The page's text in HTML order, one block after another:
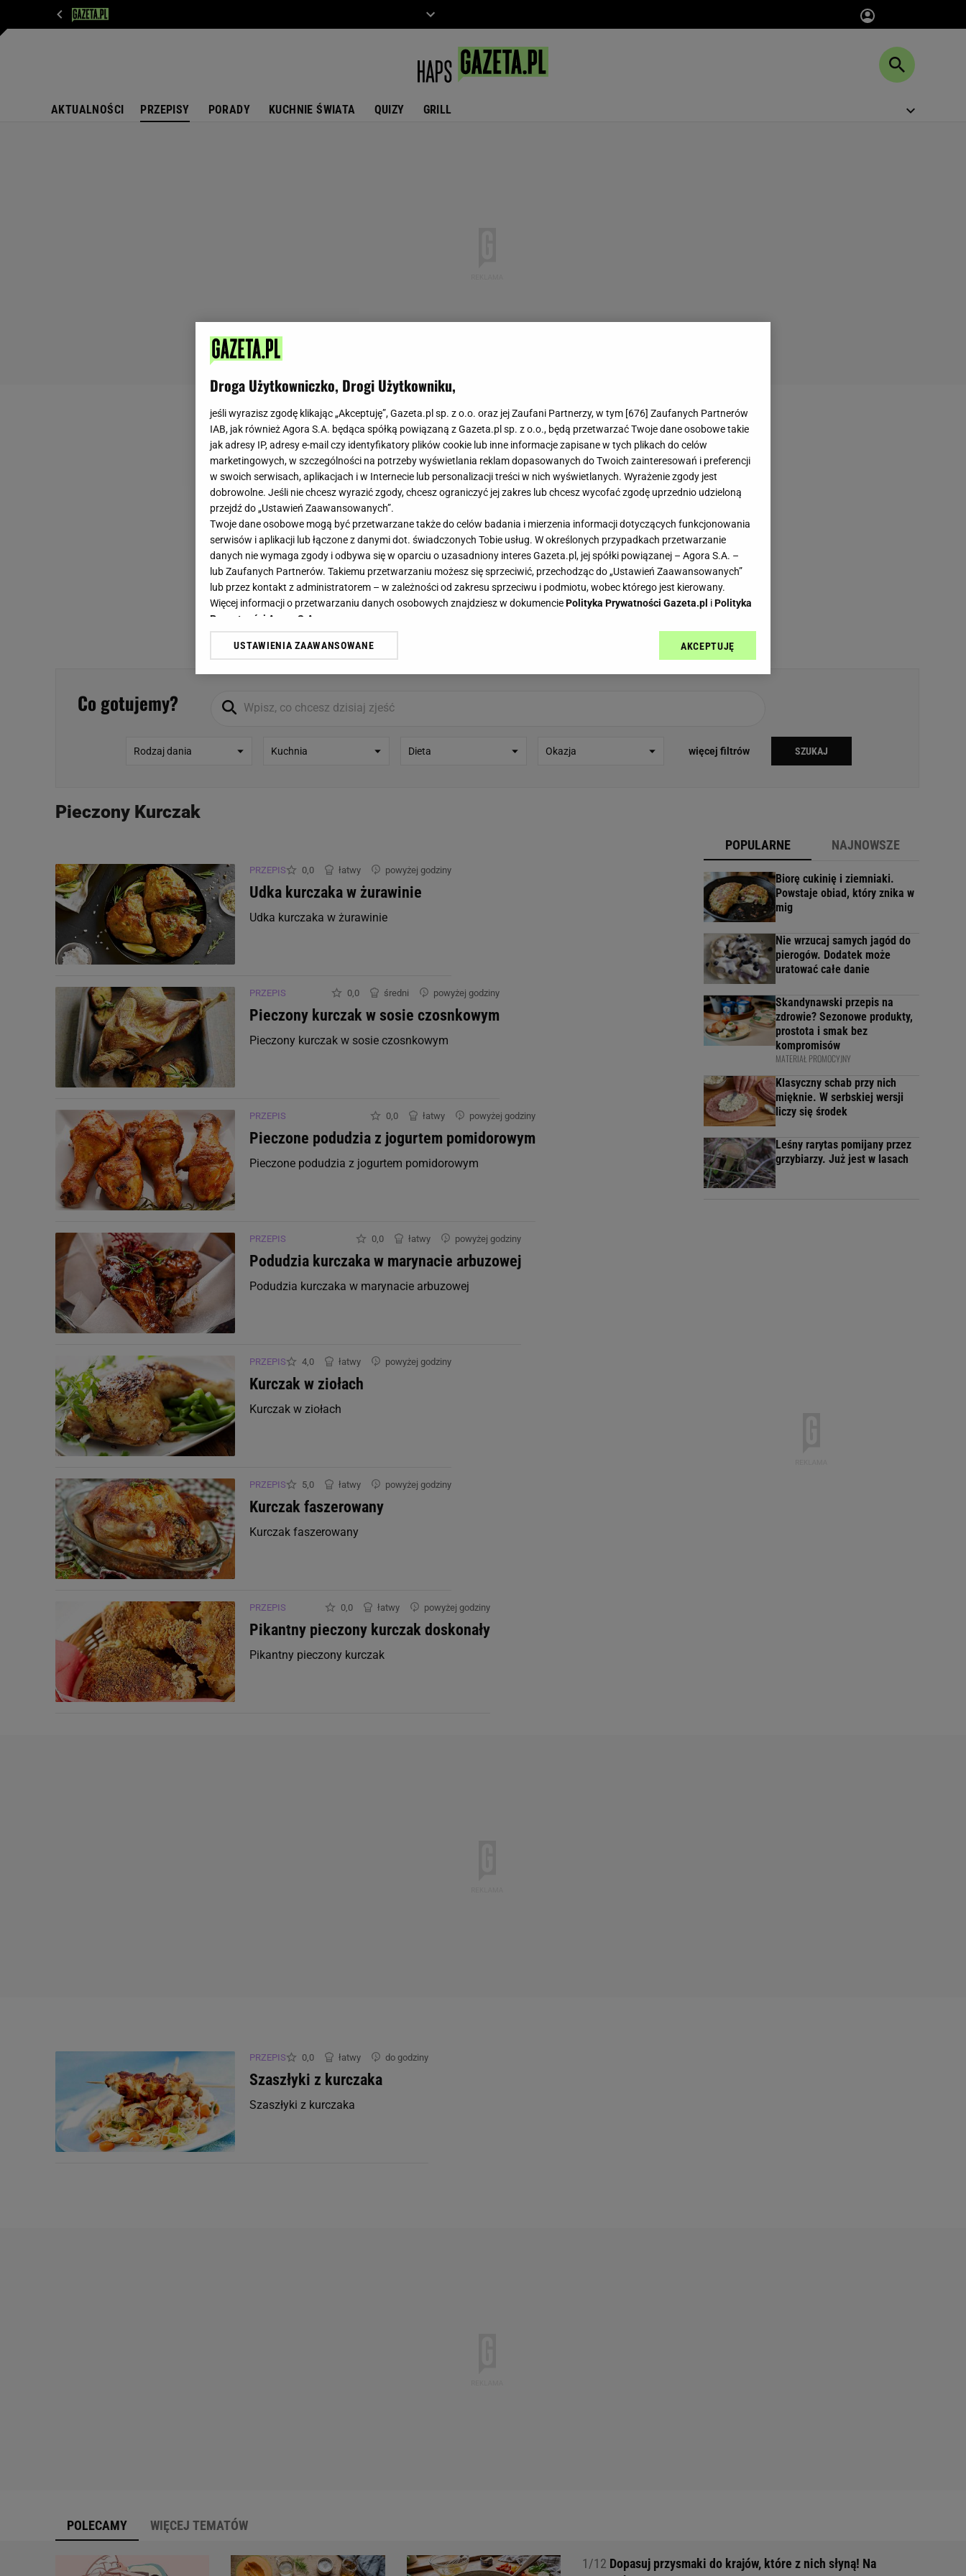
AKTUALNOŚCI PRZEPISY PORADY KUCHNIE ŚWIATA QUIZY GRILL
Co gotujemy?
Rodzaj dania Kuchnia Dieta Okazja więcej filtrów SZUKAJ
Pieczony Kurczak
PRZEPIS 0,0 łatwy powyżej godziny
Udka kurczaka w żurawinie
Udka kurczaka w żurawinie
PRZEPIS 0,0 średni powyżej godziny
Pieczony kurczak w sosie czosnkowym
Pieczony kurczak w sosie czosnkowym
PRZEPIS 0,0 łatwy powyżej godziny
Pieczone podudzia z jogurtem pomidorowym
Pieczone podudzia z jogurtem pomidorowym
PRZEPIS 0,0 łatwy powyżej godziny
Podudzia kurczaka w marynacie arbuzowej
Podudzia kurczaka w marynacie arbuzowej
PRZEPIS 4,0 łatwy powyżej godziny
Kurczak w ziołach
Kurczak w ziołach
PRZEPIS 5,0 łatwy powyżej godziny
Kurczak faszerowany
Kurczak faszerowany
PRZEPIS 0,0 łatwy powyżej godziny
Pikantny pieczony kurczak doskonały
Pikantny pieczony kurczak
POPULARNE NAJNOWSZE
Biorę cukinię i ziemniaki.
Powstaje obiad, który znika w
mig
Nie wrzucaj samych jagód do
pierogów. Dodatek może
uratować całe danie
Skandynawski przepis na
zdrowie? Sezonowe produkty,
prostota i smak bez
kompromisów
MATERIAŁ PROMOCYJNY
Klasyczny schab przy nich
mięknie. W serbskiej wersji
liczy się środek
Leśny rarytas pomijany przez
grzybiarzy. Już jest w lasach
PRZEPIS 0,0 łatwy do godziny
Szaszłyki z kurczaka
Szaszłyki z kurczaka
POLECAMY WIĘCEJ TEMATÓW
1/12 Dopasuj przysmaki do krajów, które z nich słyną! Na
Droga Użytkowniczko, Drogi Użytkowniku,
jeśli wyrazisz zgodę klikając „Akceptuję”, Gazeta.pl sp. z o.o. oraz jej Zaufani Partnerzy, w tym [676] Zaufanych Partnerów
IAB, jak również Agora S.A. będąca spółką powiązaną z Gazeta.pl sp. z o.o., będą przetwarzać Twoje dane osobowe takie
jak adresy IP, adresy e-mail czy identyfikatory plików cookie lub inne informacje zapisane w tych plikach do celów
marketingowych, w szczególności na potrzeby wyświetlania reklam dopasowanych do Twoich zainteresowań i preferencji
w swoich serwisach, aplikacjach i w Internecie lub personalizacji treści w nich wyświetlanych. Wyrażenie zgody jest
dobrowolne. Jeśli nie chcesz wyrazić zgody, chcesz ograniczyć jej zakres lub chcesz wycofać zgodę uprzednio udzieloną
przejdź do „Ustawień Zaawansowanych”.
Twoje dane osobowe mogą być przetwarzane także do celów badania i mierzenia informacji dotyczących funkcjonowania
serwisów i aplikacji lub łączone z danymi dot. świadczonych Tobie usług. W określonych przypadkach przetwarzanie
danych nie wymaga zgody i odbywa się w oparciu o uzasadniony interes Gazeta.pl, jej spółki powiązanej – Agora S.A. –
lub Zaufanych Partnerów. Takiemu przetwarzaniu możesz się sprzeciwić, przechodząc do „Ustawień Zaawansowanych”
lub przez kontakt z administratorem – w zależności od zakresu sprzeciwu i podmiotu, wobec którego jest kierowany.
Więcej informacji o przetwarzaniu danych osobowych znajdziesz w dokumenciePolityka Prywatności Gazeta.pl iPolityka
Prywatności Agora S.A.
Klikając „Akceptuję” wyrażasz też zgodę na zainstalowanie i przechowywanie plików cookie Gazeta.pl sp. z o.o., jej
odnośnik „Ustawienia prywatności ” w stopce serwisu i przechodząc do „Ustawień Zaawansowanych”. Zmiana ustawień
plików cookie możliwa jest także za pomocą ustawień przeglądarki.
Użycie dokładnych danych geolokalizacyjnych. Aktywne skanowanie charakterystyki urządzenia do celów identyfikacji.
USTAWIENIA ZAAWANSOWANE AKCEPTUJĘ